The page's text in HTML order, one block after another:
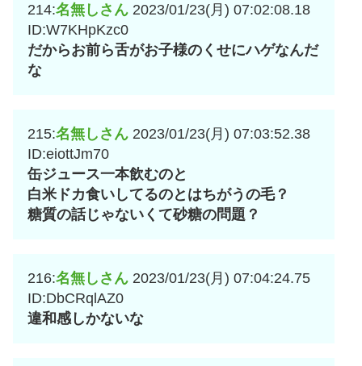
214:名無しさん 2023/01/23(月) 07:02:08.18
ID:W7KHpKzc0
だからお前ら舌がお子様のくせにハゲなんだ
な
215:名無しさん 2023/01/23(月) 07:03:52.38
ID:eiottJm70
缶ジュース一本飲むのと
白米ドカ食いしてるのとはちがうの毛？
糖質の話じゃないくて砂糖の問題？
216:名無しさん 2023/01/23(月) 07:04:24.75
ID:DbCRqlAZ0
違和感しかないな